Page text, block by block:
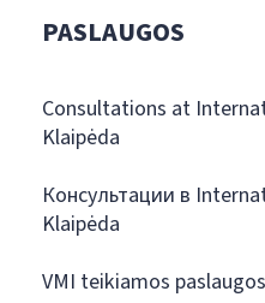
PASLAUGOS
Consultations at
Klaipėda
Консультации в
Klaipėda
VMI teikiamos paslaugos